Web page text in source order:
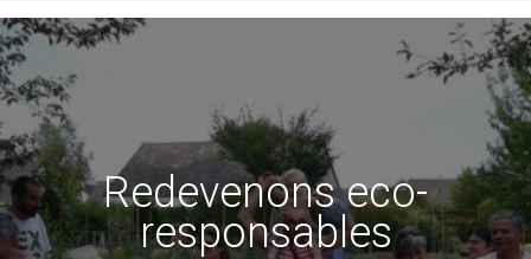
Redevenons eco-
responsables